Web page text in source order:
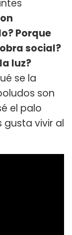
Porque
social?
luz?
se la
son
el palo
gusta vivir al